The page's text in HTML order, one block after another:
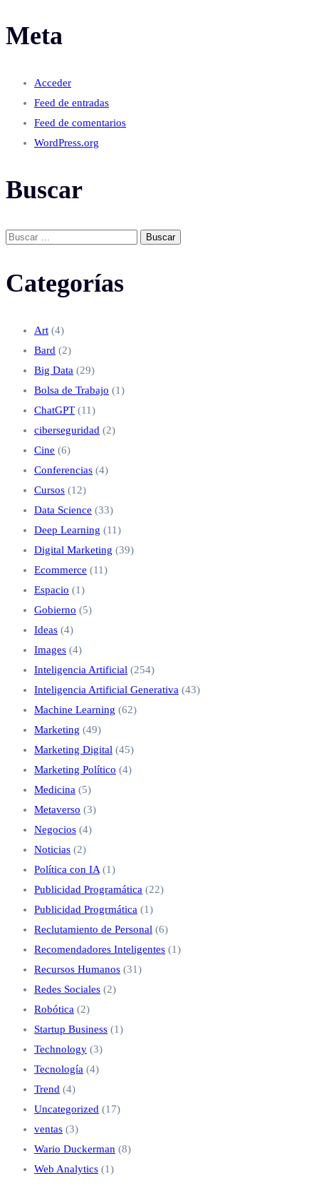
Meta
Acceder
Feed de entradas
Feed de comentarios
WordPress.org
Buscar
Buscar:
Categorías
Art (4)
Bard (2)
Big Data (29)
Bolsa de Trabajo (1)
ChatGPT (11)
ciberseguridad (2)
Cine (6)
Conferencias (4)
Cursos (12)
Data Science (33)
Deep Learning (11)
Digital Marketing (39)
Ecommerce (11)
Espacio (1)
Gobierno (5)
Ideas (4)
Images (4)
Inteligencia Artificial (254)
Inteligencia Artificial Generativa (43)
Machine Learning (62)
Marketing (49)
Marketing Digital (45)
Marketing Político (4)
Medicina (5)
Metaverso (3)
Negocios (4)
Noticias (2)
Política con IA(1)
Publicidad Programática (22)
Publicidad Progrmática (1)
Reclutamiento de Personal (6)
Recomendadores Inteligentes (1)
Recursos Humanos (31)
Redes Sociales (2)
Robótica (2)
Startup Business (1)
Technology (3)
Tecnología (4)
Trend (4)
Uncategorized (17)
ventas (3)
Wario Duckerman (8)
Web Analytics (1)